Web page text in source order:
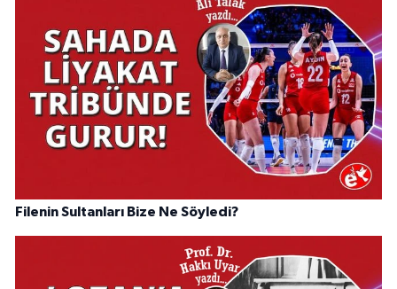
Filenin Sultanları Bize Ne Söyledi?